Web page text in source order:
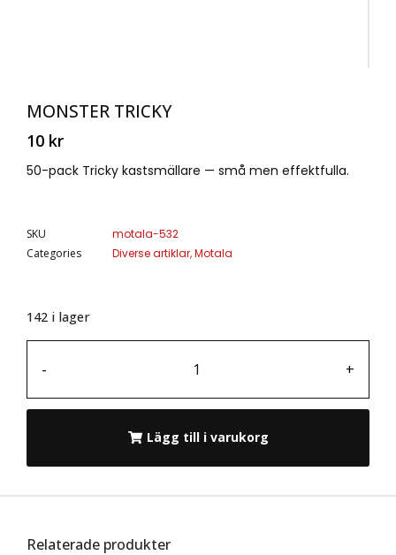
MONSTER TRICKY
10 kr
50-pack Tricky kastsmällare — små men effektfulla.
SKU
motala-532
Categories
Diverse artiklar,Motala
142 i lager
- +
Lägg till i varukorg
Relaterade produkter